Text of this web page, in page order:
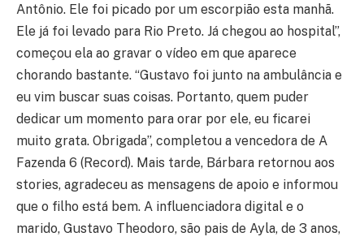
Antônio. Ele foi picado por um escorpião esta manhã.
Ele já foi levado para Rio Preto. Já chegou ao hospital”,
começou ela ao gravar o vídeo em que aparece
chorando bastante. “Gustavo foi junto na ambulância e
eu vim buscar suas coisas. Portanto, quem puder
dedicar um momento para orar por ele, eu ficarei
muito grata. Obrigada”, completou a vencedora de A
Fazenda 6 (Record). Mais tarde, Bárbara retornou aos
stories, agradeceu as mensagens de apoio e informou
que o filho está bem. A influenciadora digital e o
marido, Gustavo Theodoro, são pais de Ayla, de 3 anos,